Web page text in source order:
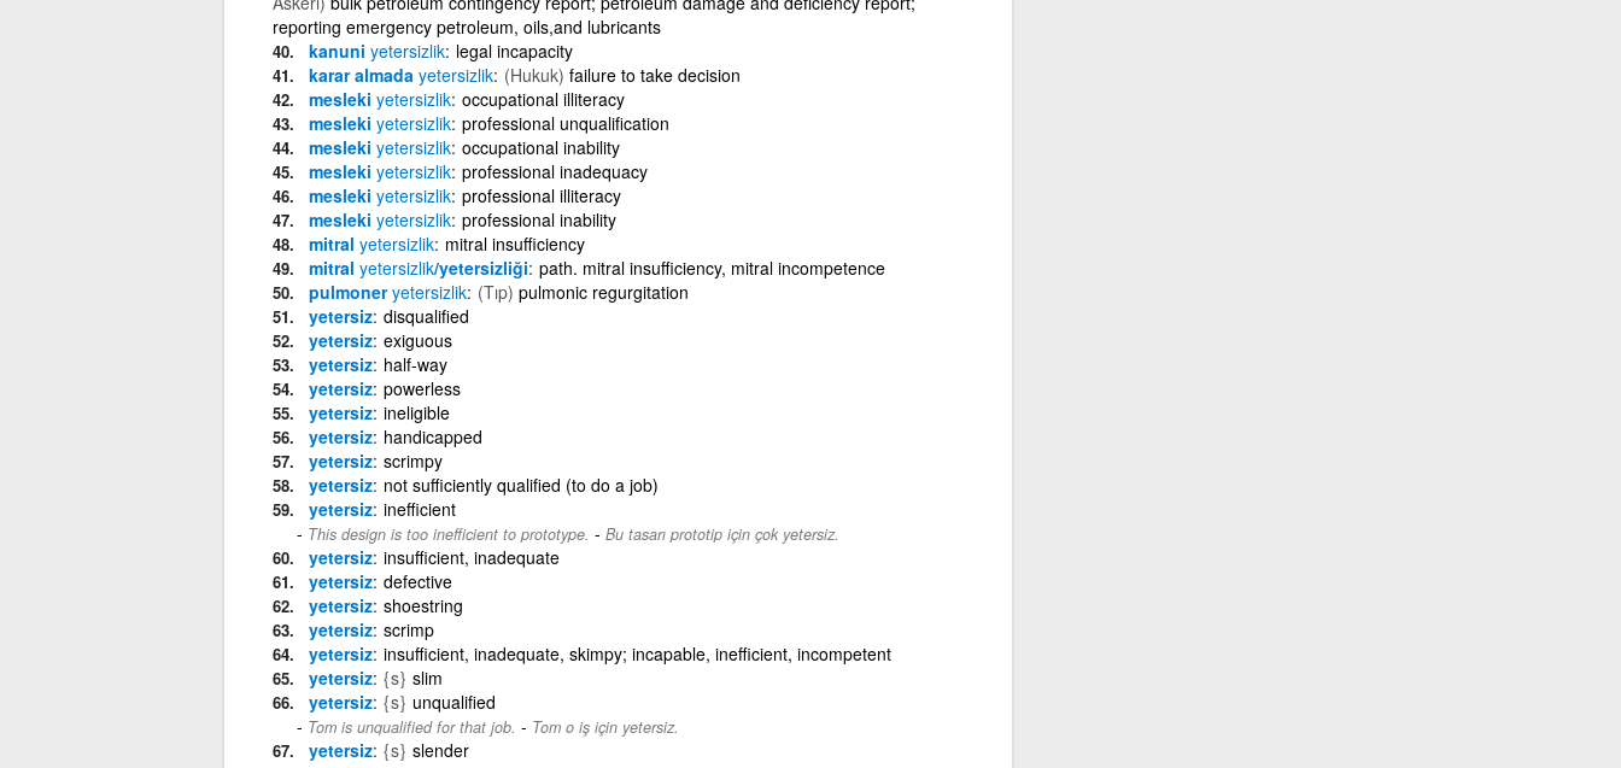
reporting emergency petroleum, oils,and lubricants
kanuni yetersizlik legal incapacity
karar almada yetersizlik (Hukuk) failure to take decision
mesleki yetersizlik occupational illiteracy
mesleki yetersizlik professional unqualification
mesleki yetersizlik occupational inability
mesleki yetersizlik professional inadequacy
mesleki yetersizlik professional illiteracy
mesleki yetersizlik professional inability
mitral yetersizlik mitral insufficiency
mitral yetersizlik/yetersizliği path. mitral insufficiency, mitral incompetence
pulmoneryetersizlik (Tıp) pulmonic regurgitation
yetersiz disqualified
yetersiz exiguous
yetersiz half-way
yetersiz powerless
yetersiz ineligible
yetersiz handicapped
yetersiz scrimpy
yetersiz not sufficiently qualified (to do a job)
yetersiz inefficient
This design is too inefficient to prototype. - Bu tasarı prototip için çok yetersiz.
yetersiz insufficient, inadequate
yetersiz defective
yetersiz shoestring
yetersiz scrimp
yetersiz insufficient, inadequate, skimpy; incapable, inefficient, incompetent
yetersiz {s} slim
yetersiz {s} unqualified
Tom is unqualified for that job. - Tom o iş için yetersiz.
yetersiz {s} slender